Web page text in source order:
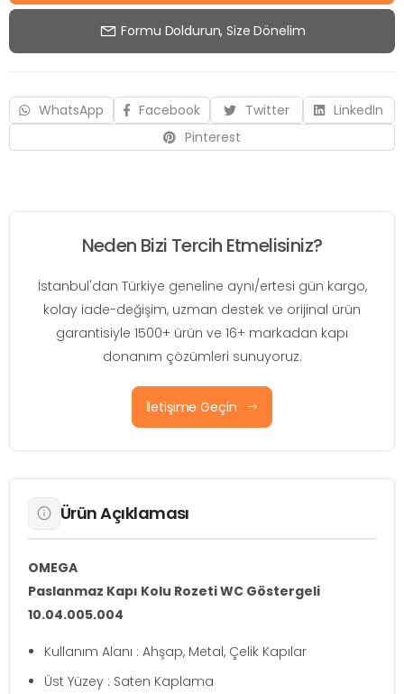
Formu Doldurun, Size Dönelim
WhatsApp Facebook Twitter
LinkedIn
Pinterest
Neden Bizi Tercih Etmelisiniz?
İstanbul'dan Türkiye geneline aynı/ertesi gün kargo,
kolay iade-değişim, uzman destek ve orijinal ürün
garantisiyle 1500+ ürün ve 16+ markadan kapı
donanım çözümleri sunuyoruz.
İletişime Geçin
Ürün Açıklaması
OMEGA
Paslanmaz Kapı Kolu Rozeti WC Göstergeli
10.04.005.004
Kullanım Alanı : Ahşap, Metal, Çelik Kapılar
Üst Yüzey : Saten Kaplama